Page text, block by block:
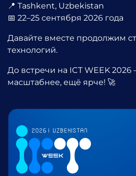
📍 Tashkent, Uzbekistan
📅 22–25 сентября 2026 года
Давайте вместе продолжим
технологий.
До встречи на ICT WEEK 2026
масштабнее, ещё ярче! 🚀